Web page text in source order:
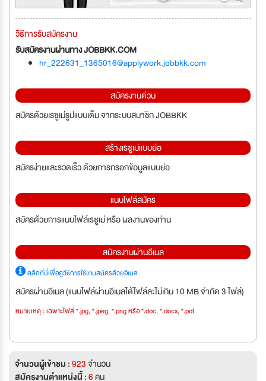
วิธีการรับสมัครงาน
รับสมัครงานผ่านทาง JOBBKK.COM
hr_222631_1365016@applywork.jobbkk.com
สมัครงานด่วน
สมัครด้วยเรซูเม่รูปแบบเต็ม จากระบบสมาชิก JOBBKK
สร้างเรซูเม่แบบย่อ
สมัครง่ายและรวดเร็ว ด้วยการกรอกข้อมูลแบบย่อ
แนบไฟล์สมัคร
สมัครด้วยการแนบไฟล์เรซูเม่ หรือ ผลงานของท่าน
สมัครงานผ่านอีเมล
คลิกที่นี่เพื่อดูวิธีการใช้งานสมัครด้วยอีเมล
สมัครผ่านอีเมล (แนบไฟล์ผ่านอีเมลได้ไฟล์ละไม่เกิน 10 MB จำกัด 3 ไฟล์)
หมายเหตุ : เฉพาะไฟล์ *.jpg, *.jpeg, *.png หรือ *.doc, *.docx, *.pdf
จำนวนผู้เข้าชม :923จำนวน
สมัครงานตำแหน่งนี้ :6คน